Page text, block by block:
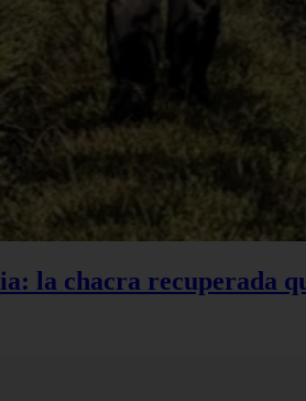
la chacra recuperada